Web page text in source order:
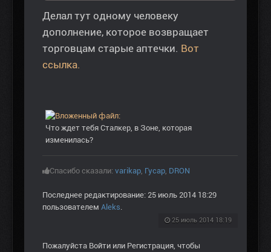
Делал тут одному человеку
дополнение, которое возвращает
торговцам старые аптечки. Вот
ссылка.
Что ждет тебя Сталкер, в Зоне, которая
изменилась?
Спасибо сказали: varikap Гусар DRON
Последнее редактирование: 25 июль 2014 18:29
пользователем Aleks
25 июль 2014 18:19
Пожалуйста Войти или Регистрация , чтобы